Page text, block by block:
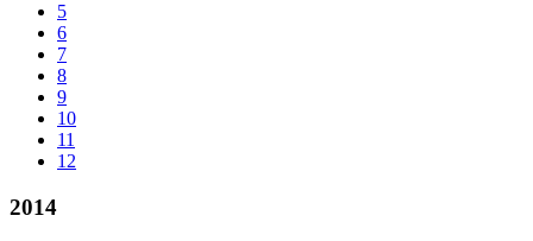
5
6
7
8
9
10
11
12
2014